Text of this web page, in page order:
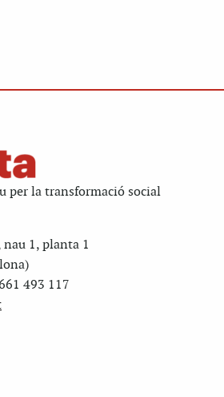
per la transformació social
nau 1, planta 1
493 117